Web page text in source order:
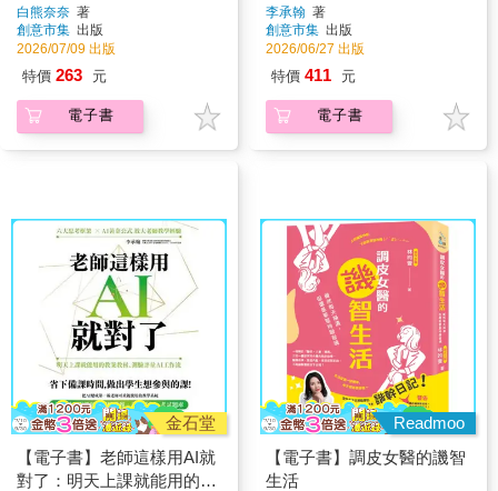
出可愛塗鴉
白熊奈奈 著
創意市集 出版
2026/07/09 出版
特價 263 元
電子書
李承翰 著
創意市集 出版
2026/06/27 出版
特價 411 元
電子書
金石堂
【電子書】老師這樣用AI就
對了：明天上課就能用的教
Readmoo
【電子書】調皮女醫的譏智
生活